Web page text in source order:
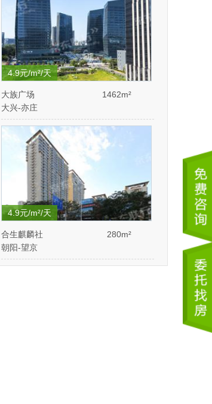
4.9元/m²/天
大族广场
1462m²
大兴-亦庄
4.9元/m²/天
合生麒麟社
280m²
朝阳-望京